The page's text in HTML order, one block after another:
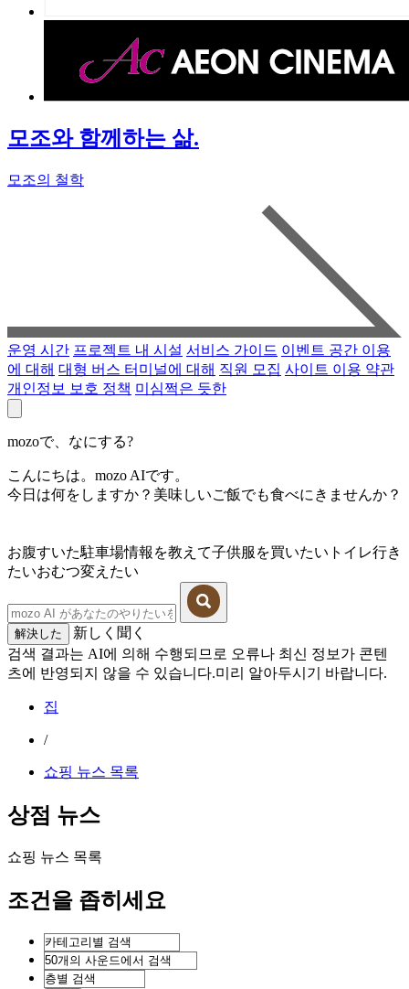
모조와 함께하는 삶.
모조의 철학
운영 시간 프로젝트 내 시설 서비스 가이드 이벤트 공간 이용
에 대해 대형 버스 터미널에 대해 직원 모집 사이트 이용 약관
개인정보 보호 정책 미심쩍은 듯한
mozoで、なにする?
こんにちは。mozo AIです。
今日は何をしますか？美味しいご飯でも食べにきませんか？
お腹すいた駐車場情報を教えて子供服を買いたい トイレ行き
たいおむつ変えたい
解決した
新しく聞く
검색 결과는 AI에 의해 수행되므로 오류나 최신 정보가 콘텐
츠에 반영되지 않을 수 있습니다.미리 알아두시기 바랍니다.
집
/
쇼핑 뉴스 목록
상점 뉴스
쇼핑 뉴스 목록
조건을 좁히세요